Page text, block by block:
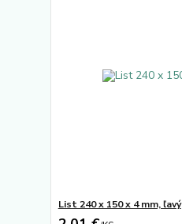
List 240 x 150 x 4 mm, ľavý